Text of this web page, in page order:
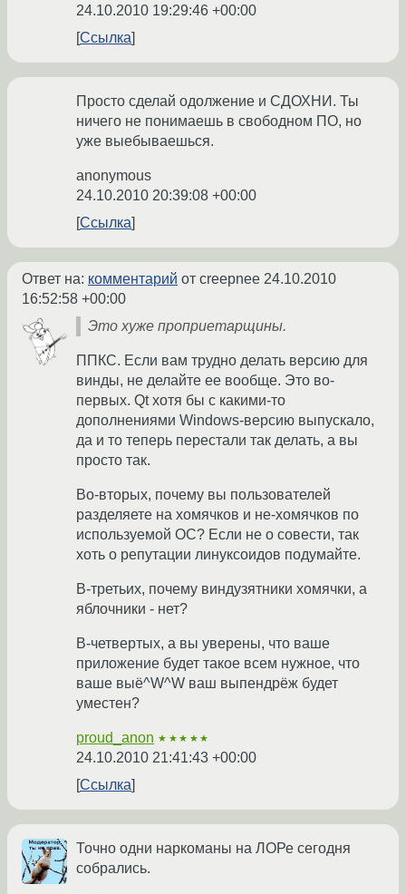
24.10.2010 19:29:46 +00:00
Ссылка
Просто сделай одолжение и СДОХНИ. Ты
ничего не понимаешь в свободном ПО, но
уже выебываешься.
anonymous
24.10.2010 20:39:08 +00:00
Ссылка
Ответ на: комментарий от creepnee 24.10.2010
16:52:58 +00:00
Это хуже проприетарщины.
ППКС. Если вам трудно делать версию для
винды, не делайте ее вообще. Это во-
первых. Qt хотя бы с какими-то
дополнениями Windows-версию выпускало,
да и то теперь перестали так делать, а вы
просто так.
Во-вторых, почему вы пользователей
разделяете на хомячков и не-хомячков по
используемой ОС? Если не о совести, так
хоть о репутации линуксоидов подумайте.
В-третьих, почему виндузятники хомячки, а
яблочники - нет?
В-четвертых, а вы уверены, что ваше
приложение будет такое всем нужное, что
ваше выё^W^W ваш выпендрёж будет
уместен?
proud_anon ★★★★★
24.10.2010 21:41:43 +00:00
Ссылка
Точно одни наркоманы на ЛОРе сегодня
собрались.